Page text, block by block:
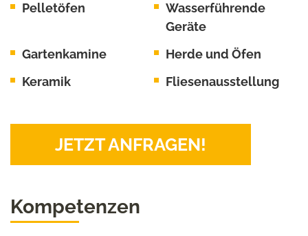
Pelletöfen
Wasserführende
Geräte
Gartenkamine
Herde und Öfen
Keramik
Fliesenausstellung
JETZT ANFRAGEN!
Kompetenzen